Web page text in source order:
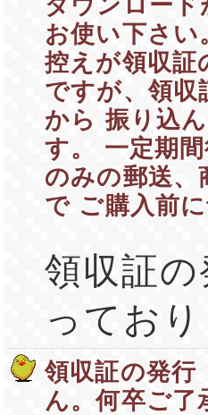
ダウンロー
お使い下さい
控えが領収証
ですが、領収
から 振り込
す。 一定期
のみの郵送
で ご購入前
領収証
ってお
領収証の発行
ん。何卒ご了